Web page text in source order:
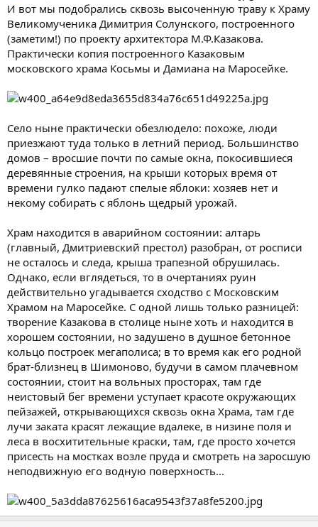
И вот мы подобрались сквозь высоченную траву к Храму
Великомученика Димитрия Солунского, построенного
(заметим!) по проекту архитектора М.Ф.Казакова.
Практически копия построенного Казаковым
московского храма Косьмы и Дамиана на Маросейке.
Село ныне практически обезлюдело: похоже, люди
приезжают туда только в летний период. Большинство
домов – вросшие почти по самые окна, покосившиеся
деревянные строения, на крыши которых время от
времени гулко падают спелые яблоки: хозяев нет и
некому собирать с яблонь щедрый урожай.
Храм находится в аварийном состоянии: алтарь
(главный, Дмитриевский престол) разобран, от росписи
не осталось и следа, крыша трапезной обрушилась.
Однако, если вглядеться, то в очертаниях руин
действительно угадывается сходство с Московским
Храмом на Маросейке. С одной лишь только разницей:
творение Казакова в столице ныне хоть и находится в
хорошем состоянии, но задушено в душное бетонное
кольцо построек мегаполиса; в то время как его родной
брат-близнец в Шимоново, будучи в самом плачевном
состоянии, стоит на вольных просторах, там где
неистовый бег времени уступает красоте окружающих
пейзажей, открывающихся сквозь окна Храма, там где
лучи заката красят лежащие вдалеке, в низине поля и
леса в восхитительные краски, там, где просто хочется
присесть на мостках возле пруда и смотреть на заросшую
неподвижную его водную поверхность...